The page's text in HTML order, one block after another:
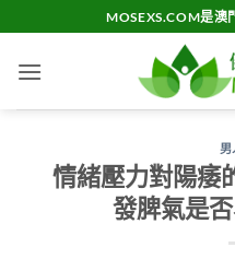
to
content
MOSEXS.COM是澳
男
情緒壓力對陽痿
發脾氣是